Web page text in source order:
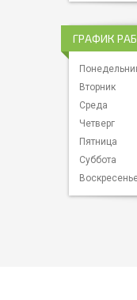
ГРАФИК
Вторник
Среда
Четверг
Пятница
Суббота